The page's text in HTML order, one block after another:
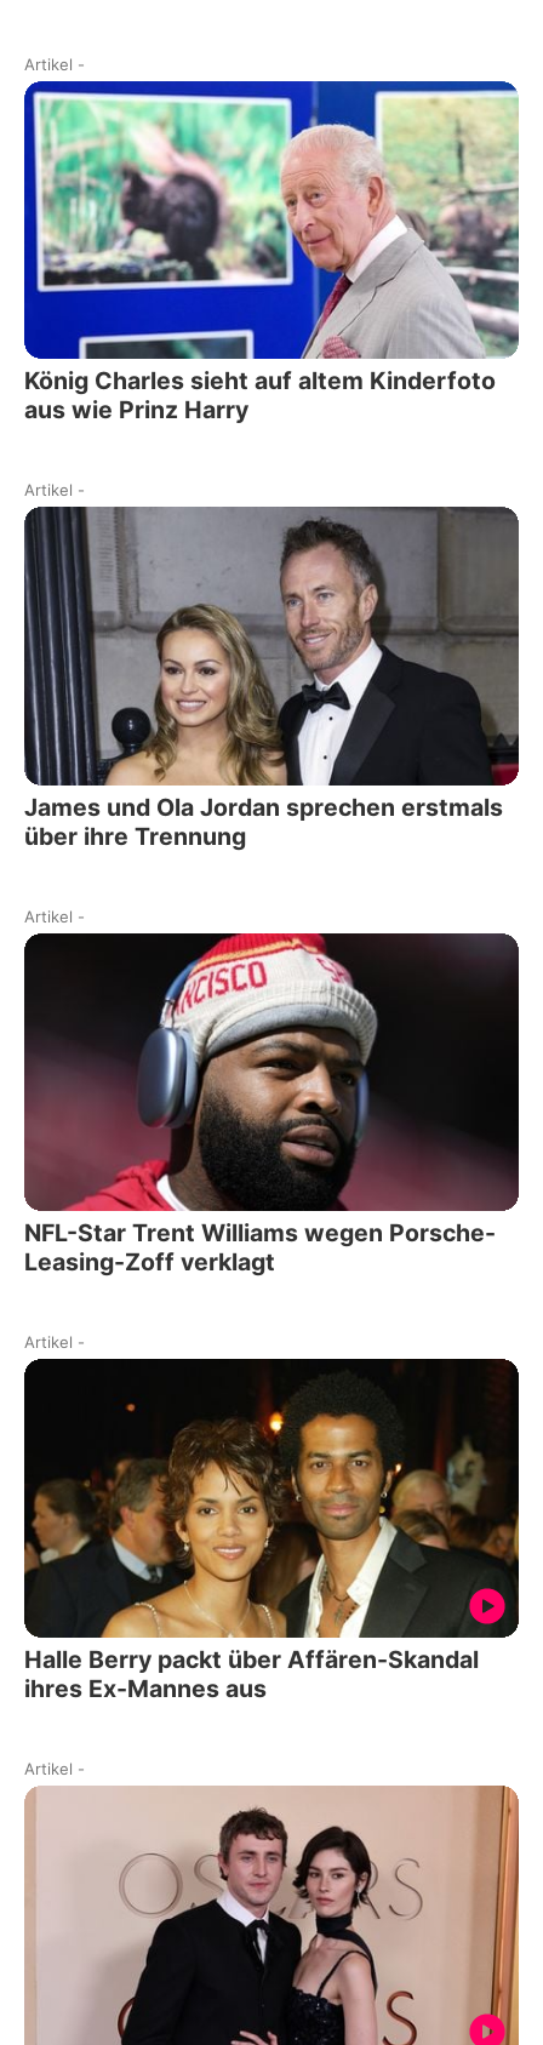
Artikel -
König Charles sieht auf altem Kinderfoto
aus wie Prinz Harry
Artikel -
James und Ola Jordan sprechen erstmals
über ihre Trennung
Artikel -
NFL-Star Trent Williams wegen Porsche-
Leasing-Zoff verklagt
Artikel -
Halle Berry packt über Affären-Skandal
ihres Ex-Mannes aus
Artikel -